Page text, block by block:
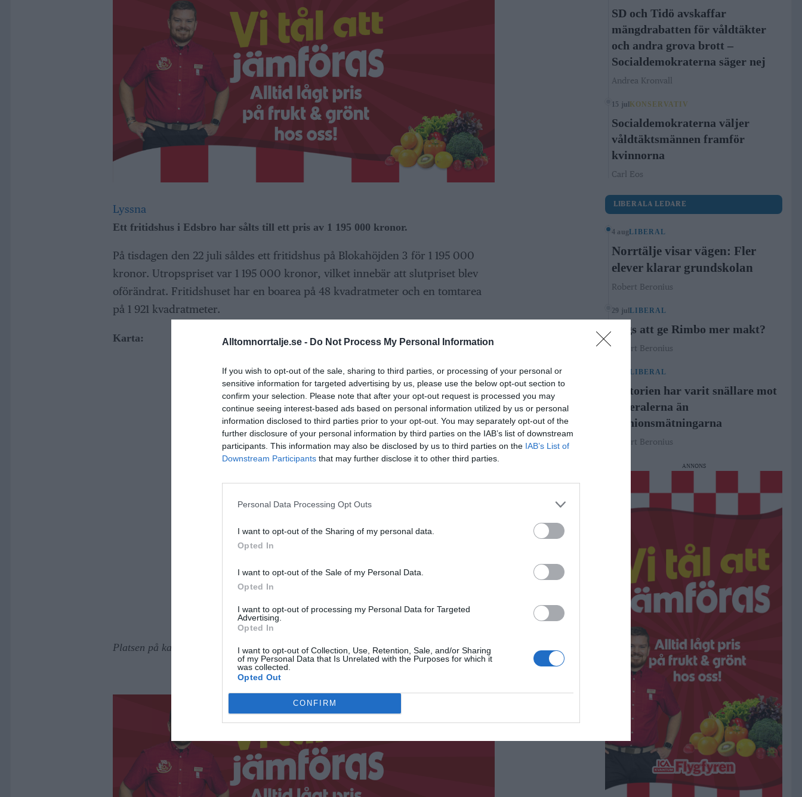
Alltomnorrtalje.se - Do Not Process My Personal Information
If you wish to opt-out of the sale, sharing to third parties, or processing of your personal or
sensitive information for targeted advertising by us, please use the below opt-out section to
confirm your selection. Please note that after your opt-out request is processed you may
continue seeing interest-based ads based on personal information utilized by us or personal
information disclosed to third parties prior to your opt-out. You may separately opt-out of the
further disclosure of your personal information by third parties on the IAB’s list of downstream
participants. This information may also be disclosed by us to third parties on the IAB’s List of
Downstream Participants that may further disclose it to other third parties.
Personal Data Processing Opt Outs
I want to opt-out of the Sharing of my personal data.
Opted In
I want to opt-out of the Sale of my Personal Data.
Opted In
I want to opt-out of processing my Personal Data for Targeted
Advertising.
Opted In
I want to opt-out of Collection, Use, Retention, Sale, and/or Sharing
of my Personal Data that Is Unrelated with the Purposes for which it
was collected.
Opted Out
CONFIRM
Lyssna
Ett fritidshus i Edsbro har sålts till ett pris av 1 195 000 kronor.
På tisdagen den 22 juli såldes ett fritidshus på Blokahöjden 3 för 1 195 000
kronor. Utropspriset var 1 195 000 kronor, vilket innebär att slutpriset blev
oförändrat. Fritidshuset har en boarea på 48 kvadratmeter och en tomtarea
på 1 921 kvadratmeter.
Karta:
Platsen på kartan är ungefärlig
SD och Tidö avskaffar
mängdrabatten för våldtäkter
och andra grova brott –
Socialdemokraterna säger nej
Andrea Kronvall
15 jul KONSERVATIV
Socialdemokraterna väljer
våldtäktsmännen framför
kvinnorna
Carl Eos
LIBERALA LEDARE
4 augLIBERAL
Norrtälje visar vägen: Fler
elever klarar grundskolan
Robert Beronius
29 julLIBERAL
Dags att ge Rimbo mer makt?
Robert Beronius
LIBERAL
Historien har varit snällare mot
Liberalerna än
opinionsmätningarna
Robert Beronius
ANNONS